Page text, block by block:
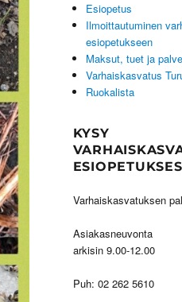
Esiopetus
Ilmoittautuminen
esiopetukseen
Maksut, tuet ja
Varhaiskasvatus
Ruokalista
KYSY
Varhaiskasvatuksen
Asiakasneuvonta
arkisin 9.00-12.00
Puh: 02 262 5610